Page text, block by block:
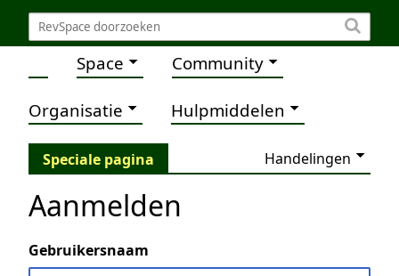
Space Community
Organisatie Hulpmiddelen
Speciale pagina Handelingen
Aanmelden
Gebruikersnaam